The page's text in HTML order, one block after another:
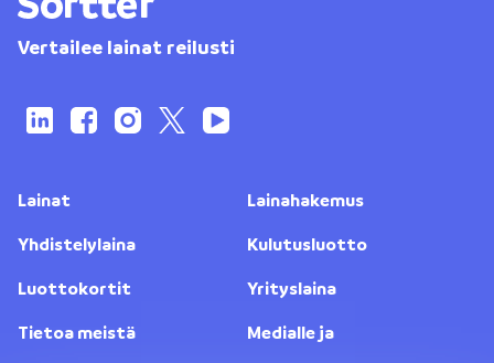
Vertailee lainat reilusti
Lainat
Lainahakemus
Yhdistelylaina
Kulutusluotto
Luottokortit
Yrityslaina
Tietoa meistä
Medialle ja